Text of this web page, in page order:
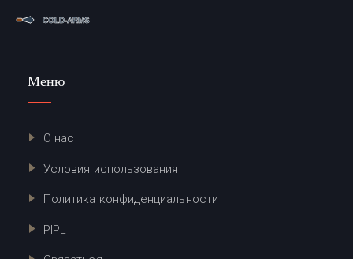
Меню
О нас
Условия использования
Политика конфиденциальности
PIPL